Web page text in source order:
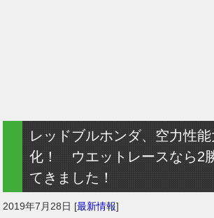
レッドブルホンダ、空力性
化！ ウエットレースなら2
てきました！
2019年7月28日 [最新情報]